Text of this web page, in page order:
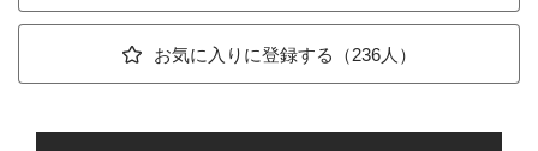
お気に入りに登録する（236人）